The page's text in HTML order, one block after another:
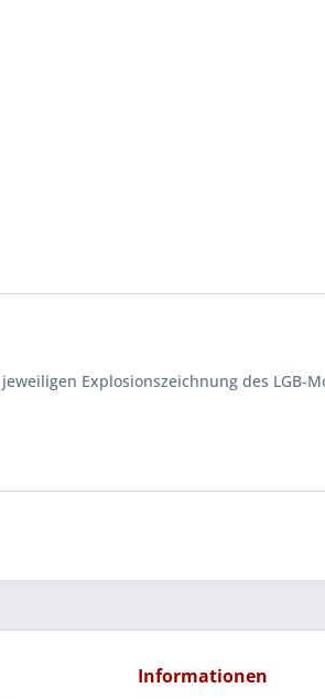
Explosionszeichnung des LGB-
Informationen